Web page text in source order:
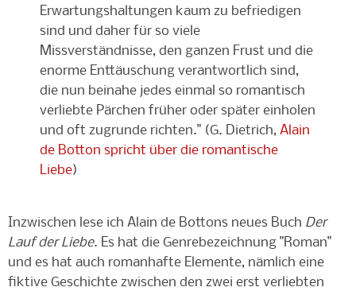
Erwartungshaltungen kaum zu befriedigen
sind und daher für so viele
Missverständnisse, den ganzen Frust und die
enorme Enttäuschung verantwortlich sind,
die nun beinahe jedes einmal so romantisch
verliebte Pärchen früher oder später einholen
und oft zugrunde richten." (G. Dietrich, Alain
de Botton spricht über die romantische
Liebe)
Inzwischen lese ich Alain de Bottons neues Buch Der
Lauf der Liebe. Es hat die Genrebezeichnung "Roman"
und es hat auch romanhafte Elemente, nämlich eine
fiktive Geschichte zwischen den zwei erst verliebten